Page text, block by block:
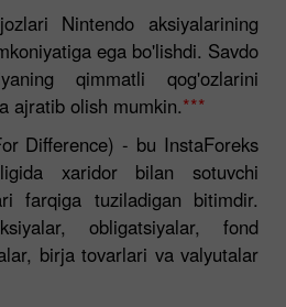
Nintendo aksiyalarining
ega bo'lishdi. Savdo
qimmatli qog'ozlarini
ajratib olish mumkin.***
Difference) - bu InstaForeks
xaridor bilan sotuvchi
farqiga tuziladigan bitimdir.
obligatsiyalar, fond
birja tovarlari va valyutalar